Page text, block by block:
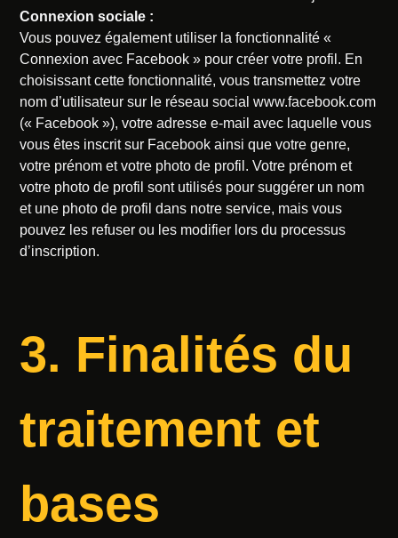
Connexion sociale :
Vous pouvez également utiliser la fonctionnalité «
Connexion avec Facebook » pour créer votre profil. En
choisissant cette fonctionnalité, vous transmettez votre
nom d’utilisateur sur le réseau social www.facebook.com
(« Facebook »), votre adresse e-mail avec laquelle vous
vous êtes inscrit sur Facebook ainsi que votre genre,
votre prénom et votre photo de profil. Votre prénom et
votre photo de profil sont utilisés pour suggérer un nom
et une photo de profil dans notre service, mais vous
pouvez les refuser ou les modifier lors du processus
d’inscription.
3. Finalités du
traitement et
bases